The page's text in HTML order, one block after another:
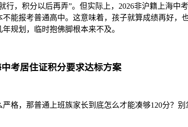
行，积分以后再弄”。但实际上，2026非沪籍上海
能报考普通高中。这意味着，孩子就算成绩再好
规划，临时抱佛脚根本来不及。
考居住证积分要求达标方案
格，那普通上班族家长到底怎么才能凑够120分？